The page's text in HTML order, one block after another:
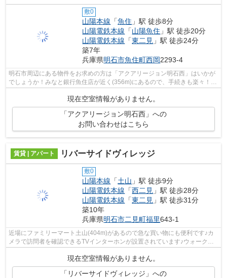
敷0
山陽本線 「魚住 」駅 徒歩8分
山陽電鉄本線 「山陽魚住 」駅 徒歩20分
山陽電鉄本線 「東二見 」駅 徒歩24分
築7年
兵庫県明石市魚住町西岡2293-4
明石市周辺にある物件をお求めの方は「アクアリージョン明石西」はいかが
でしょうか！みなと銀行魚住店が近く(356m)にあるので、手続きも楽々！落
現在空室情報がありません。
「アクアリージョン明石西」への
お問い合わせはこちら
賃貸 | アパート リバーサイドヴィレッジ
敷0
山陽本線 「土山 」駅 徒歩9分
山陽電鉄本線 「西二見 」駅 徒歩28分
山陽電鉄本線 「東二見 」駅 徒歩31分
築10年
兵庫県明石市二見町福里643-1
近場にファミリーマート土山(404m)があるので急な買い物にも便利です♪カ
メラで訪問者を確認できるTVインターホンが設置されています♪ウォークイ
現在空室情報がありません。
「リバーサイドヴィレッジ」への